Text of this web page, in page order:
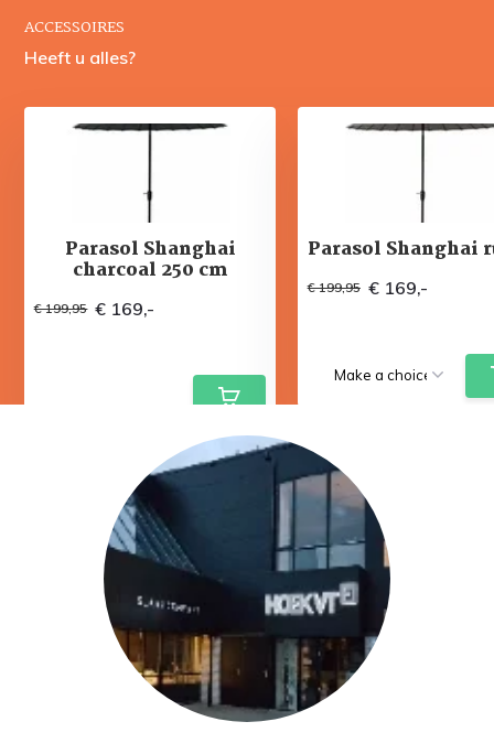
ACCESSOIRES
Heeft u alles?
Parasol Shanghai
charcoal 250 cm
€ 199,95 € 169,-
Parasol Shanghai
€ 199,95 € 169,-